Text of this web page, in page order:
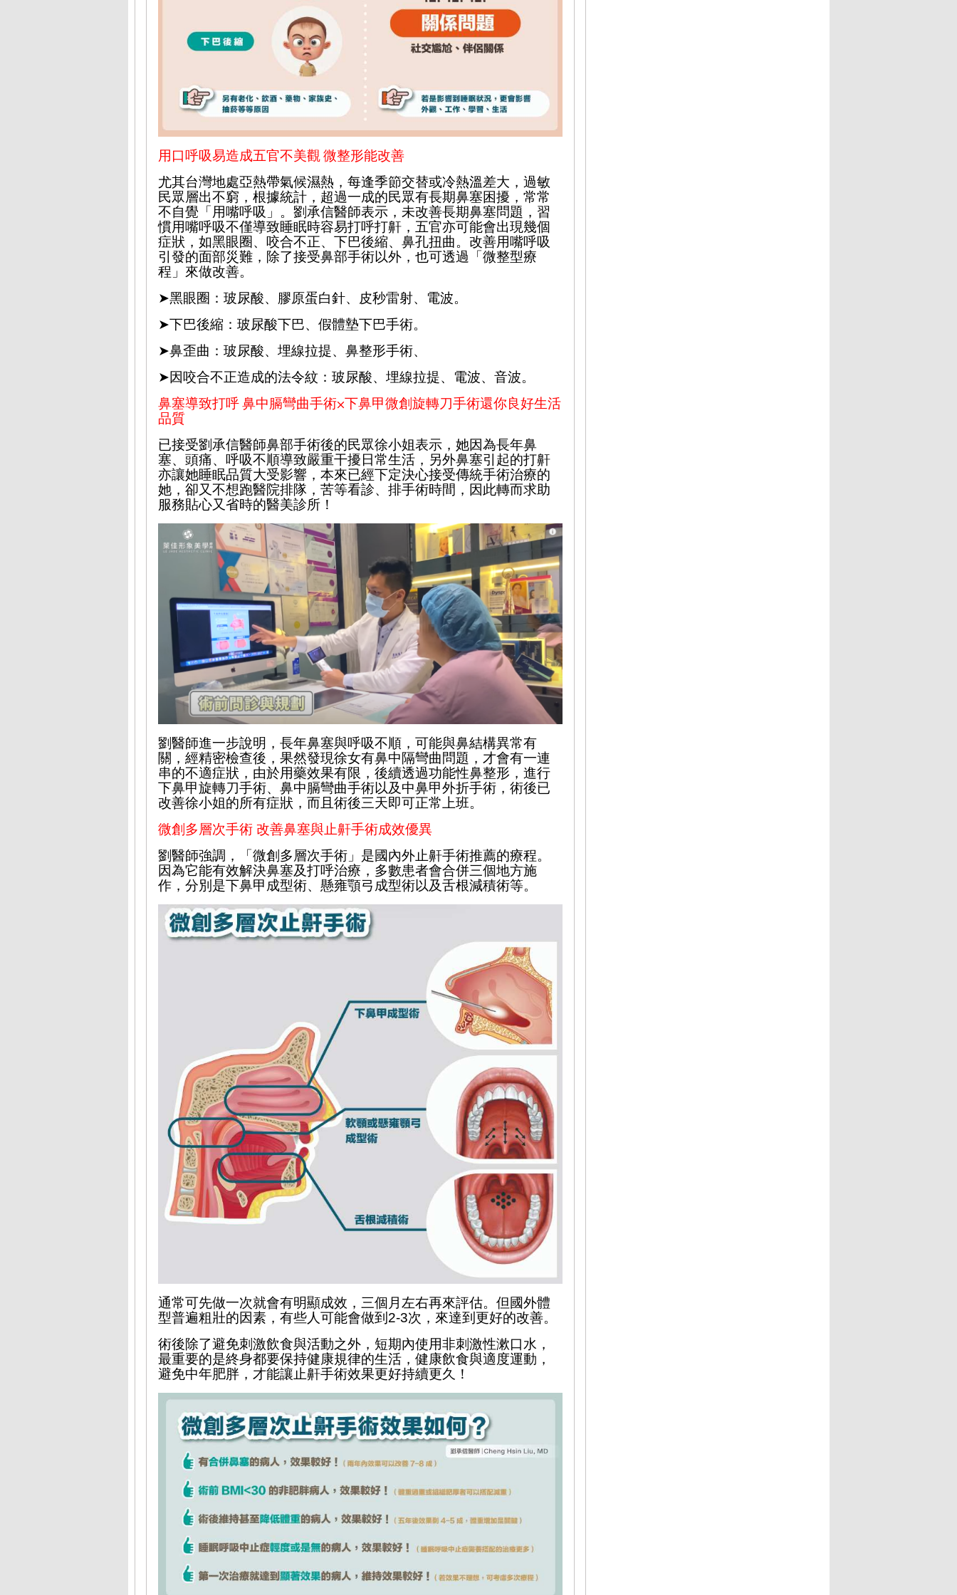
用口呼吸易造成五官不美觀 微整形能改善
尤其台灣地處亞熱帶氣候濕熱，每逢季節交替或冷熱溫差大，過敏
民眾層出不窮，根據統計，超過一成的民眾有長期鼻塞困擾， 常常
不自覺「用嘴呼吸」。劉承信醫師表示，未改善長期鼻塞問題，習
慣用嘴呼吸不僅導致睡眠時容易打呼打鼾，五官亦可能會出現幾個
症狀，如黑眼圈、咬合不正、下巴後縮、鼻孔扭曲。改善用嘴呼吸
引發的面部災難，除了接受鼻部手術以外， 也可透過「微整型療
程」來做改善。
➤黑眼圈：玻尿酸、膠原蛋白針、皮秒雷射、電波。
➤下巴後縮：玻尿酸下巴、假體墊下巴手術。
➤鼻歪曲：玻尿酸、埋線拉提、鼻整形手術、
➤因咬合不正造成的法令紋：玻尿酸、埋線拉提、電波、音波。
鼻塞導致打呼 鼻中膈彎曲手術⨉下鼻甲微創旋轉刀手術還你良好生活
品質
已接受劉承信醫師鼻部手術後的民眾徐小姐表示，她因為長年鼻
塞、頭痛、呼吸不順導致嚴重干擾日常生活，另外鼻塞引起的打鼾
亦讓她睡眠品質大受影響，本來已經下定決心接受傳統手術治療的
她，卻又不想跑醫院排隊 ， 苦等看診、排手術時間，因此轉而求助
服務貼心又省時的醫美診所！
劉醫師進一步說明 ，長年鼻塞與呼吸不順，可能與鼻結構異常有
關，經精密檢查後，果然發現徐女有鼻中隔彎曲問題，才會有一連
串的不適症狀，由於用藥效果有限，後續透過功能性鼻整形， 進行
下鼻甲旋轉刀手術、 鼻中膈彎曲手術以及中鼻甲外折手術，術後已
改善徐小姐的所有症狀，而且術後三天即可正常上班。
微創多層次手術 改善鼻塞與止鼾手術成效優異
劉醫師強調，
「微創多層次手術」是國內外止鼾手術推薦的療程。
因為它能有效解決鼻塞及打呼治療， 多數患者會合併三個地方施
作，分別是下鼻甲成型術、懸雍顎弓成型術以及舌根減積術等。
通常可先做一次就會有明顯成效，三個月左右再來評估。但國外體
型普遍粗壯的因素，有些人可能會做到 2-3次，來達到更好的改善。
術後除了避免刺激飲食與活動之外，短期內使用非刺激性漱口水，
最重要的是終身都要保持健康規律的生活，健康飲食與適度運動，
避免中年肥胖，才能讓止鼾手術效果更好持續更久！